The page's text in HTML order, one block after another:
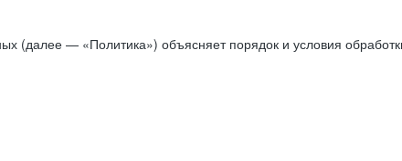
(далее — «Политика») объясняет порядок и условия